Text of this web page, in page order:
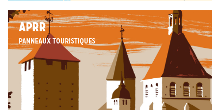
APRR
panneaux touristiques